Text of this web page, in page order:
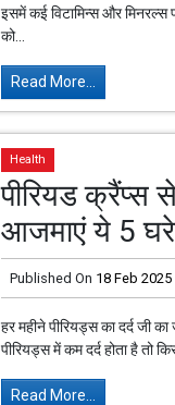
इसमें कई विटामिन्स और मिनरल्स
को...
Read More...
Health
पीरियड क्रैंप्स
आजमाएं ये 5
Published On 18 Feb
हर महीने पीरियड्स का दर्द जी
पीरियड्स में कम दर्द होता है तो
Read More...